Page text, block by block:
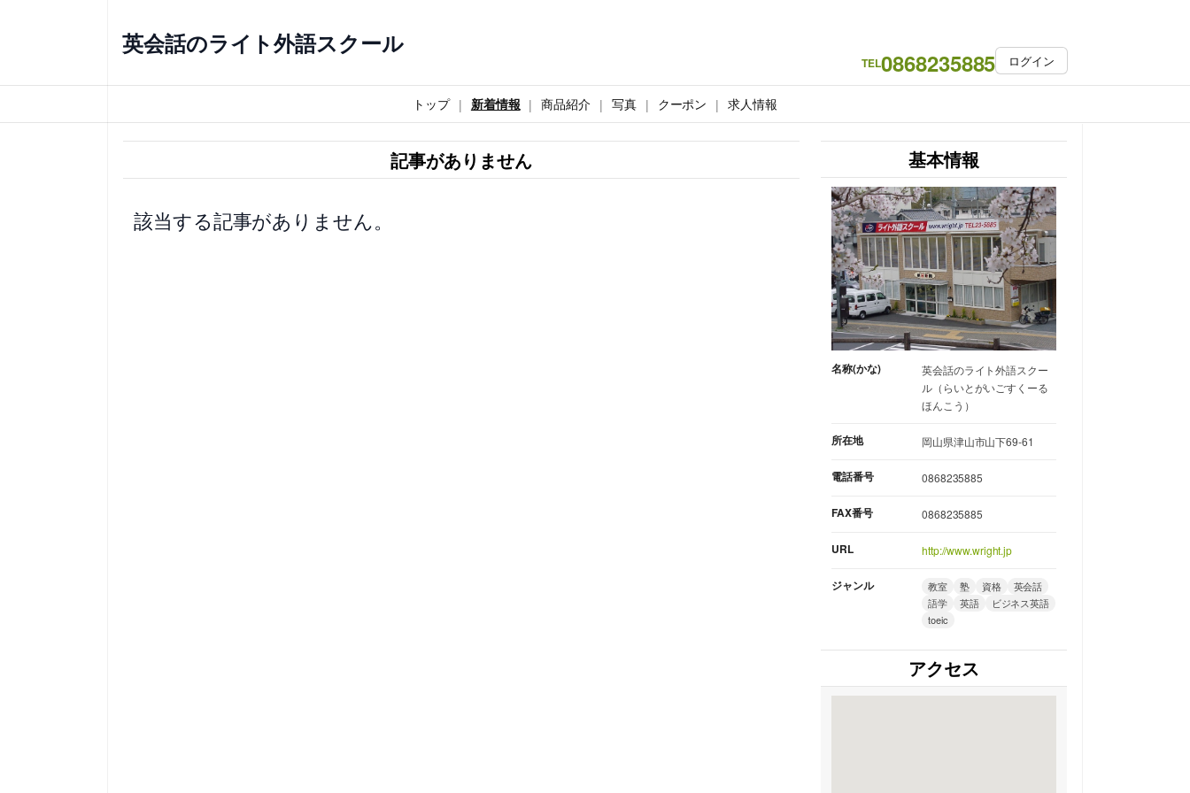
ス
キ
英会話のライト外語スクール
TEL0868235885 ログイン
トップ 新着情報 商品紹介 写真 クーポン 求人情報
記事がありません
該当する記事がありません。
基本情報
名称(かな)
英会話のライト外語スクー
ル（らいとがいごすくーる
ほんこう）
所在地 岡山県津山市山下69-61
電話番号 0868235885
FAX番号 0868235885
URL http://www.wright.jp
ジャンル 教室 塾 資格
英会話
語学
英語
ビジネス英語
toeic
アクセス